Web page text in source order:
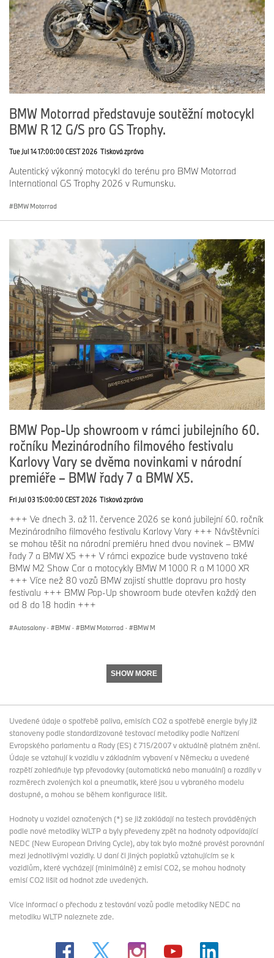
BMW Motorrad představuje soutěžní motocykl
BMW R 12 G/S pro GS Trophy.
Tue Jul 14 17:00:00 CEST 2026 Tisková zpráva
Autentický výkonný motocykl do terénu pro BMW Motorrad
International GS Trophy 2026 v Rumunsku.
BMW Motorrad
BMW Pop-Up showroom v rámci jubilejního 60.
ročníku Mezinárodního filmového festivalu
Karlovy Vary se dvěma novinkami v národní
premiéře – BMW řady 7 a BMW X5.
Fri Jul 03 15:00:00 CEST 2026 Tisková zpráva
+++ Ve dnech 3. až 11. července 2026 se koná jubilejní 60. ročník
Mezinárodního filmového festivalu Karlovy Vary +++ Návštěvníci
se mohou těšit na národní premiéru hned dvou novinek – BMW
řady 7 a BMW X5 +++ V rámci expozice bude vystaveno také
BMW M2 Show Car a motocykly BMW M 1000 R a M 1000 XR
+++ Více než 80 vozů BMW zajistí shuttle dopravu pro hosty
festivalu +++ BMW Pop-Up showroom bude otevřen každý den
od 8 do 18 hodin +++
Autosalony · BMW · BMW Motorrad · BMW M
SHOW MORE
Uvedené údaje o spotřebě paliva, emisích CO2 a spotřebě energie byly již
stanoveny podle standardizované testovací metodiky podle Nařízení
Evropského parlamentu a Rady (ES) č 715/2007 v aktuálně platném znění.
Údaje se vztahují k vozidlu v základním vybavení v Německu a uvedené
rozpětí zohledňuje typ převodovky (automatická nebo manuální) a rozdíly v
rozměrech zvolených kol a pneumatik, které jsou u vybraného modelu
dostupné, a mohou se během konfigurace lišit.
Hodnoty u vozidel označených (*) se již zakládají na testech prováděných
podle nové metodiky WLTP a byly převedeny zpět na hodnoty odpovídající
NEDC (New European Driving Cycle), aby tak bylo možné provést porovnání
mezi jednotlivými vozidly. U daní či jiných poplatků vztahujícím se k
vozidlům, které vycházejí (minimálně) z emisí CO2, se mohou hodnoty
emisí CO2 lišit od hodnot zde uvedených.
Více informací o přechodu z testování vozů podle metodiky NEDC na
metodiku WLTP naleznete zde.